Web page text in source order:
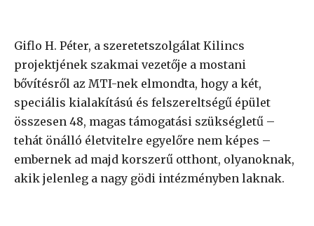
Giflo H. Péter, a szeretetszolgálat Kilincs
projektjének szakmai vezetője a mostani
bővítésről az MTI-nek elmondta, hogy a két,
speciális kialakítású és felszereltségű épület
összesen 48, magas támogatási szükségletű –
tehát önálló életvitelre egyelőre nem képes –
embernek ad majd korszerű otthont, olyanoknak,
akik jelenleg a nagy gödi intézményben laknak.